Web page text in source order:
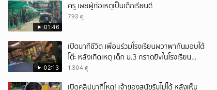
01:46
ครู เผยผู้ก่อเหตุเป็นเด็กเรียนดี
793 ดู
02:13
เปิดนาทีชีวิต เพื่อนร่วมโรงเรียนผวาพากันมอบใต้
โต๊ะ หลังเกิดเหตุ เด็ก ม.3 กราดยิvในโรงเรียน
เทพศิรินทร์นนท์ แบบไม่เลือกหน้า เสียงปืนดังสนั่น
1,304 ดู
เปิดคลิปนาทีโหด! เจ้าของสุนัขรับไม่ได้ หลังเห็น